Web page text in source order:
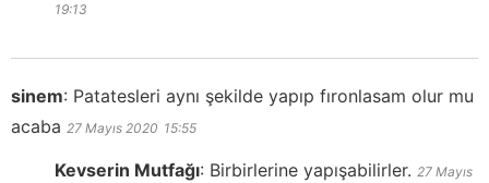
19:13
sinem: Patatesleri aynı şekilde yapıp fıronlasam olur mu
acaba 27 Mayıs 2020 15:55
Kevserin Mutfağı: Birbirlerine yapışabilirler. 27 Mayıs